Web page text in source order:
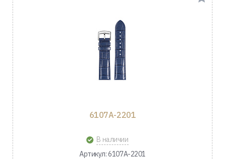
6107A-2201
В наличии
Артикул: 6107A-2201